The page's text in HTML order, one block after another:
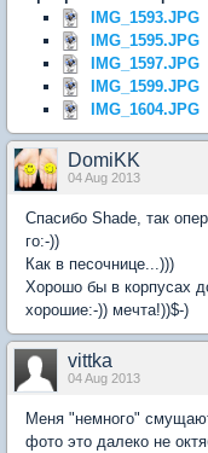
IMG_1593.JPG
IMG_1595.JPG
IMG_1597.JPG
IMG_1599.JPG
IMG_1604.JPG
DomiKK
04 Aug 2013
Спасибо Shade, так
го:-))
Как в песочнице...)))
Хорошо бы в корпусах
хорошие:-)) мечта!))$-)
vittka
04 Aug 2013
Меня "немного"
фото это далеко не